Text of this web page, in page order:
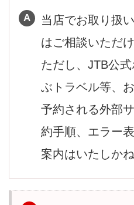
当店でお取り扱
はご相談いただけ
ただし、JTB公
ぶトラベル等、
予約される外部
約手順、エラー
案内はいたしかね